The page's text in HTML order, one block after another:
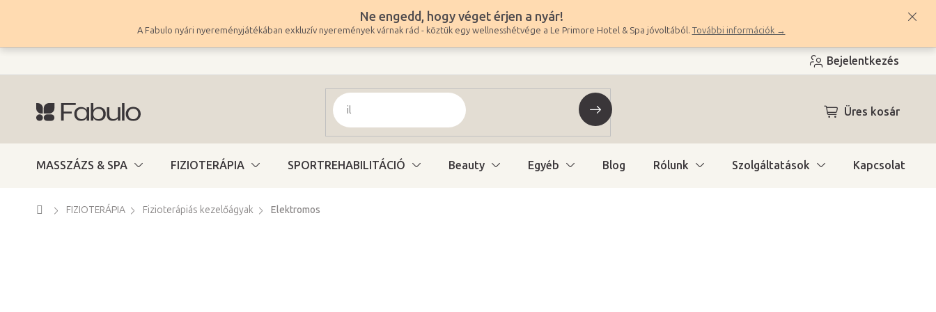
tartalomhoz
Ne engedd, hogy véget érjen a nyár!
A Fabulo nyári nyereményjátékában exkluzív nyeremények várnak rád - köztük egy wellnesshétvége a Le Primore Hotel & Spa jóvoltából. További információk →
Bejelentkezés
KOSÁR
Üres kosár
MASSZÁZS & SPA FIZIOTERÁPIA SPORTREHABILITÁCIÓ Beauty Egyéb Blog Rólunk Szolgáltatások Kapcsolat
Kezdőlap
FIZIOTERÁPIA Fizioterápiás kezelőágyak Elektromos